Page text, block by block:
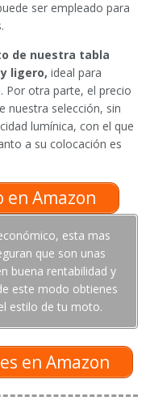
ser empleado para
de nuestra tabla
ligero, ideal para
Por otra parte, el precio
nuestra selección, sin
lumínica, con el que
a su colocación es
en Amazon
esta mas
que son unas
buena rentabilidad y
este modo obtienes
estilo de tu moto.
en Amazon